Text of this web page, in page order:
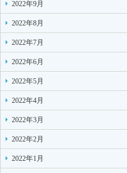
2022年9月
2022年8月
2022年7月
2022年6月
2022年5月
2022年4月
2022年3月
2022年2月
2022年1月